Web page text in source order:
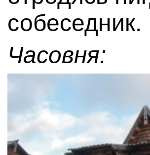
собеседник.
Часовня: